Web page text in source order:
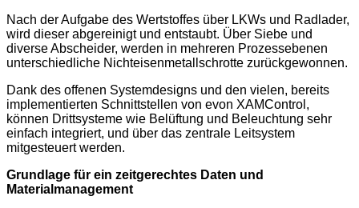
Nach der Aufgabe des Wertstoffes über LKWs und Radlader,
wird dieser abgereinigt und entstaubt. Über Siebe und
diverse Abscheider, werden in mehreren Prozessebenen
unterschiedliche Nichteisenmetallschrotte zurückgewonnen.
Dank des offenen Systemdesigns und den vielen, bereits
implementierten Schnittstellen von evon XAMControl,
können Drittsysteme wie Belüftung und Beleuchtung sehr
einfach integriert, und über das zentrale Leitsystem
mitgesteuert werden.
Grundlage für ein zeitgerechtes Daten und
Materialmanagement